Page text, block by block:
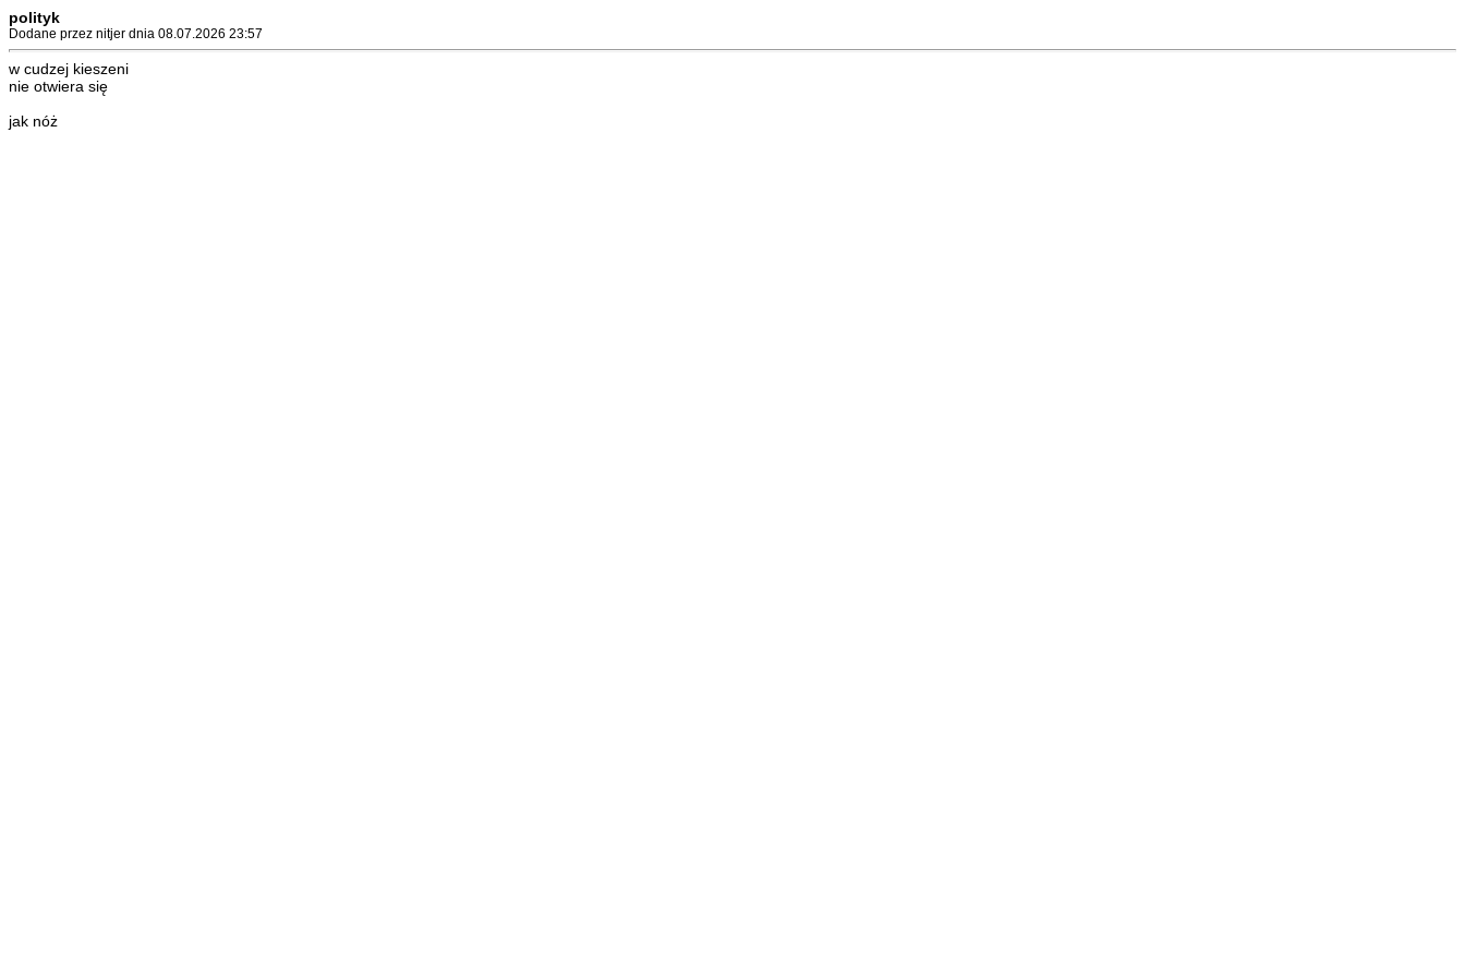
polityk
Dodane przez nitjer dnia 08.07.2026 23:57
w cudzej kieszeni
nie otwiera się
jak nóż